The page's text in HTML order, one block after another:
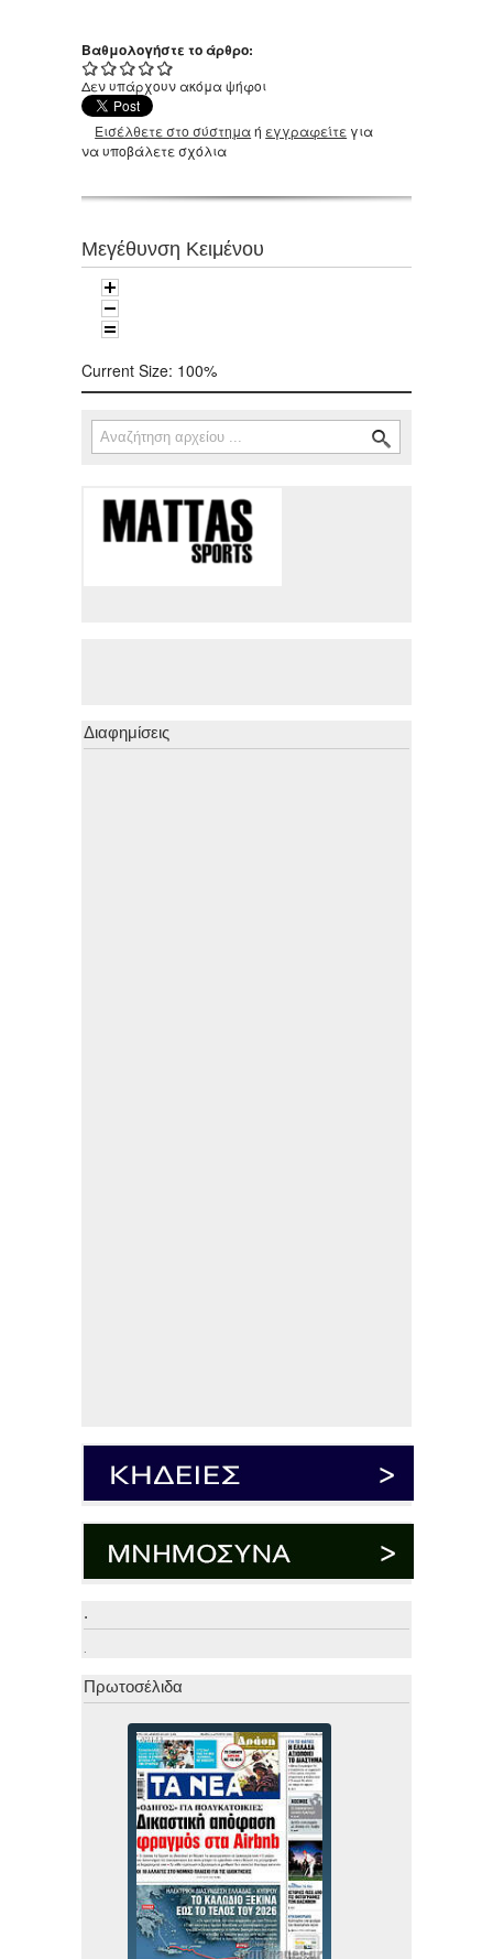
Βαθμολογήστε το άρθρο:
Δεν υπάρχουν ακόμα ψήφοι
Εισέλθετε στο σύστημαή εγγραφείτε για
να υποβάλετε σχόλια
Μεγέθυνση Κειμένου
Current Size: 100%
Φόρμα αναζήτησης
Αναζήτηση
Διαφημίσεις
.
.
Πρωτοσέλιδα